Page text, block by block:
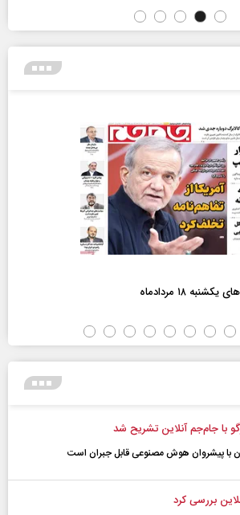
۱۸ مردادماه
با جام‌جم آنلاین تشریح شد
با پیشرو‌ان هوش مصنوعی قابل جبران است
بررسی کرد